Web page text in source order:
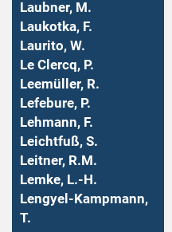
Laubner, M.
Laukotka, F.
Laurito, W.
Le Clercq, P.
Leemüller, R.
Lefebure, P.
Lehmann, F.
Leichtfuß, S.
Leitner, R.M.
Lemke, L.-H.
Lengyel-Kampmann,
T.